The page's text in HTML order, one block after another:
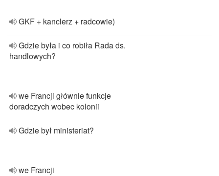
GKF + kanclerz + radcowie)
Gdzie była i co robiła Rada ds.
handlowych?
we Francji głównie funkcje
doradczych wobec kolonii
Gdzie był ministeriat?
we Francji